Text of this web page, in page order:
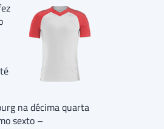
na décima quarta
sexto –